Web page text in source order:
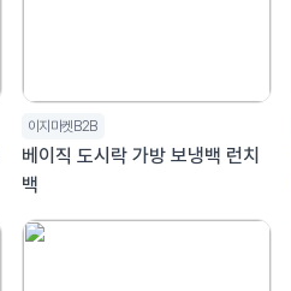
이지마켓B2B
베이직 도시락 가방 보냉백 런치
백